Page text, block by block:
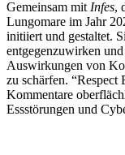
Gemeinsam mit Infes,
Lungomare im Jahr
initiiert und gestaltet.
entgegenzuwirken
Auswirkungen von
zu schärfen. “Respect
Kommentare
Essstörungen und